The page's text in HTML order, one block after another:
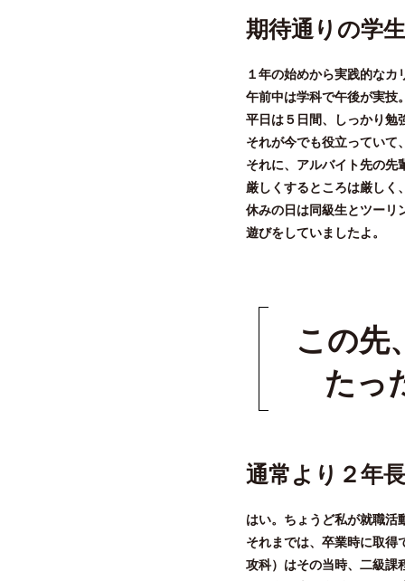
期待通りの学
１年の始めから実践的な
午前中は学科で午後が実技
平日は５日間、しっかり勉
それが今でも役立ってい
それに、アルバイト先の
厳しくするところは厳し
休みの日は同級生とツーリ
遊びをしていましたよ。
この先
たっ
通常より２年
はい。ちょうど私が就職
それまでは、卒業時に取
攻科）はその当時、⼆級課